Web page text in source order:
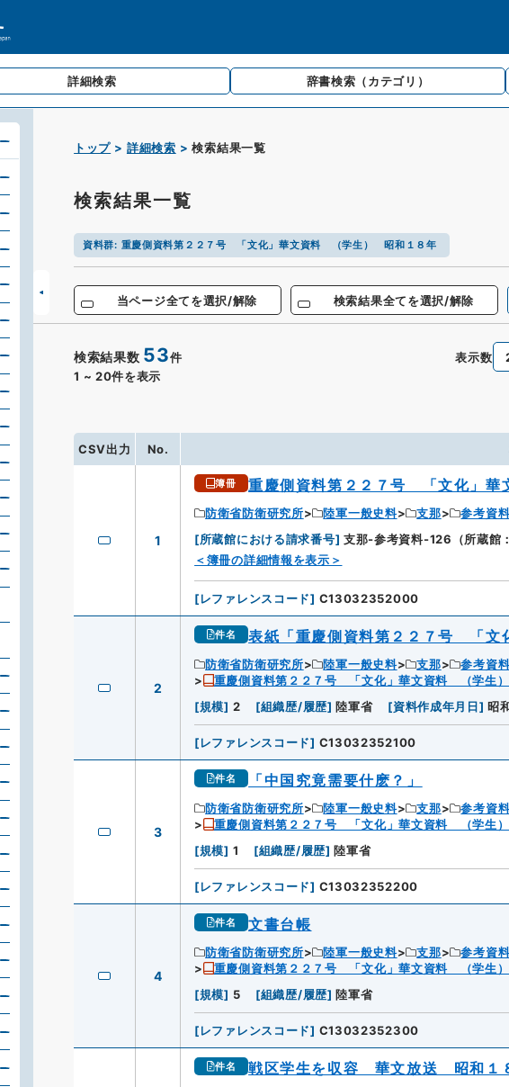
詳細検索 辞書検索 （カテゴリ）
トップ 詳細検索 検索結果一覧
検索結果一覧
資料群: 重慶側資料第２２７号 「文化」華文資料 （学生） 昭和１８年
当ページ全てを選択/解除 検索結果全てを選択/解除
検索結果数 53件
1 ~ 20件を表示
表示数
CSV出力 No.
1
簿冊 重慶側資料第２２７号 「文化」
防衛省防衛研究所 陸軍一般史料 支那
参考資
[所蔵館における請求番号] 支那-参考資料-126（所蔵館
＜簿冊の詳細情報を表示＞
[レファレンスコード] C13032352000
2
件名 表紙「重慶側資料第２２７号 「
防衛省防衛研究所 陸軍一般史料 支那
参考資
重慶側資料第２２７号 「文化」華文資料 （学生
[規模] 2 [組織歴/履歴] 陸軍省 [資料作成年月日] 昭
[レファレンスコード] C13032352100
3
件名 「中国究竟需要什麽？」
防衛省防衛研究所 陸軍一般史料 支那
参考資
重慶側資料第２２７号 「文化」華文資料 （学生
[規模] 1 [組織歴/履歴] 陸軍省
[レファレンスコード] C13032352200
4
件名 文書台帳
防衛省防衛研究所 陸軍一般史料 支那
参考資
重慶側資料第２２７号 「文化」華文資料 （学生
[規模] 5 [組織歴/履歴] 陸軍省
[レファレンスコード] C13032352300
件名 戦区学生を収容 華文放送 昭和１